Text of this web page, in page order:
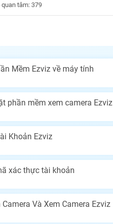
tâm: 379
Mềm Ezviz về máy tính
phần mềm xem camera Ezviz
Khoản Ezviz
xác thực tài khoản
Và Xem Camera Ezviz